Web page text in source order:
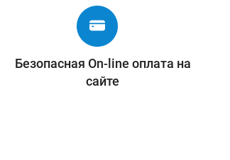
Безопасная On-line оплата на
сайте